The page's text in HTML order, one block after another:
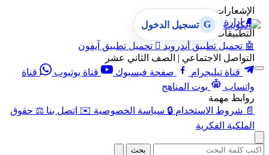
الإشعارات
🔔 إدارة الإشعارات
التطبيقات
🤖 تحميل تطبيق أندرويد  تحميل تطبيق آيفون
التواصل الاجتماعي | الصف الثاني عشر
قناة تيليجرام
صفحة فيسبوك قناة يوتيوب
قناة
واتساب
بوت المناهج
روابط مهمة
📄 شروط الاستخدام 🔒 سياسة الخصوصية ✉️ اتصل بنا ⚖️ حقوق
الملكية الفكرية
G تسجيل الدخول
بحث